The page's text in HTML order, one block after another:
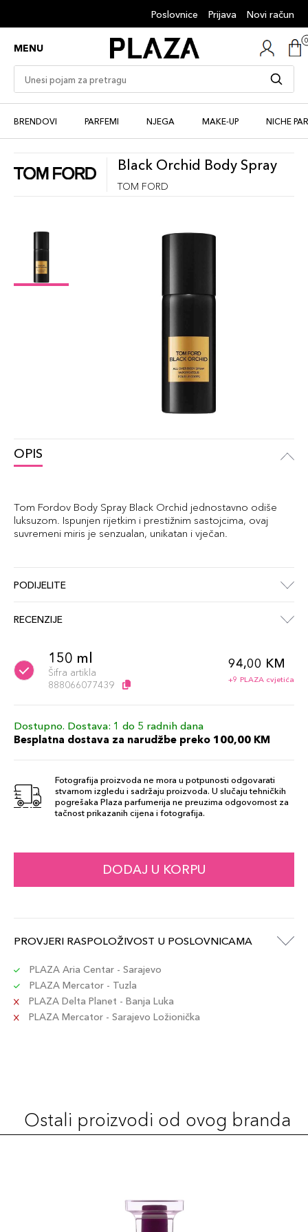
Poslovnice Prijava Novi račun
MENU
BRENDOVI PARFEMI NJEGA MAKE-UP NICHE
Black Orchid Body Spray
TOM FORD
OPIS
Tom Fordov Body Spray Black Orchid jednostavno odiše
luksuzom. Ispunjen rijetkim i prestižnim sastojcima, ovaj
suvremeni miris je senzualan, unikatan i vječan.
PODIJELITE
RECENZIJE
150 ml
Šifra artikla
888066077439
94,00 KM
+9 PLAZA cvjetića
Dostupno. Dostava: 1 do 5 radnih dana
Besplatna dostava za narudžbe preko 100,00 KM
Fotografija proizvoda ne mora u potpunosti odgovarati
stvarnom izgledu i sadržaju proizvoda. U slučaju tehničkih
pogrešaka Plaza parfumerija ne preuzima odgovornost za
tačnost prikazanih cijena i fotografija.
DODAJ U KORPU
PROVJERI RASPOLOŽIVOST U POSLOVNICAMA
PLAZA Aria Centar - Sarajevo
PLAZA Mercator - Tuzla
PLAZA Delta Planet - Banja Luka
PLAZA Mercator - Sarajevo Ložionička
Ostali proizvodi od ovog branda